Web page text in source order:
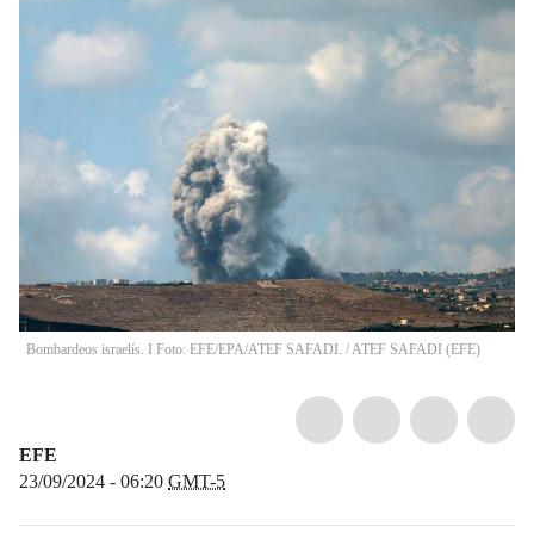
Bombardeos israelís. I Foto: EFE/EPA/ATEF SAFADI. /ATEF SAFADI (EFE)
EFE
23/09/2024 - 06:20 GMT-5